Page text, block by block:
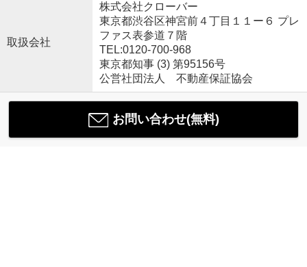
取扱会社
株式会社クローバー
東京都渋谷区神宮前４丁目１１ー６ プレ
ファス表参道７階
TEL:0120-700-968
東京都知事 (3) 第95156号
公営社団法人 不動産保証協会
お問い合わせ(無料)